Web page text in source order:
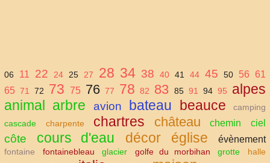
06 11 22 24 25 27 28 34 38 40 41 44 45 50 56 61
65 71 72 73 75 76 77 78 82 83 85 91 94 95
alpes
animal arbre avion bateau beauce
camping
cascade
charpente chartres château chemin ciel
côte cours d'eau décor église évènement
fontaine fontainebleau glacier golfe du morbihan grotte
halle